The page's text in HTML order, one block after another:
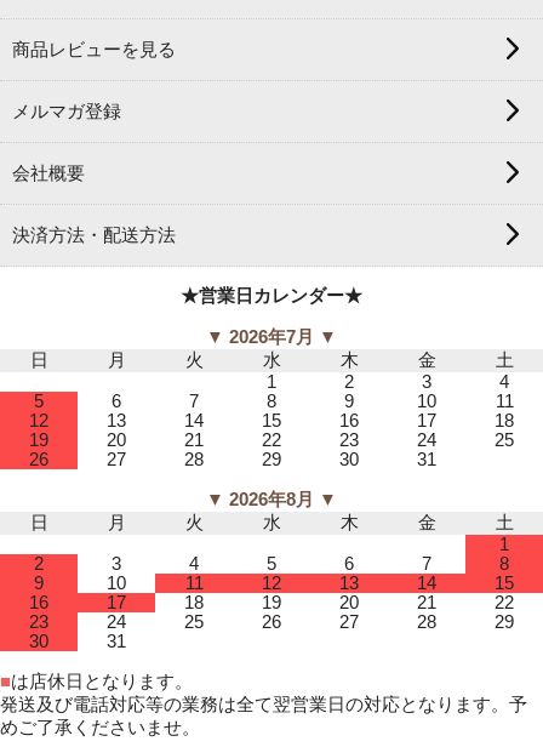
商品レビューを見る
メルマガ登録
会社概要
決済方法・配送方法
★営業日カレンダー★
▼ 2026年7月 ▼
日
月 火 水 木 金
土
1
2 3
4
5
6 7 8 9 10
11
12
13 14 15 16 17
18
19
20 21 22 23 24
25
26
27 28 29 30 31
▼ 2026年8月 ▼
日
月 火 水 木 金
土
1
2
3 4 5 6 7
8
9
10 11 12 13 14
15
16
17 18 19 20 21
22
23
24 25 26 27 28
29
30
31
■は店休日となります。
発送及び電話対応等の業務は全て翌営業日の対応となります。予
めご了承くださいませ。